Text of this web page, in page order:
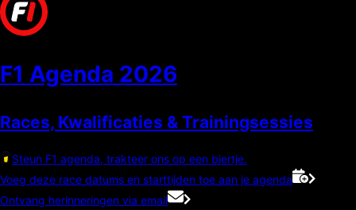
F1 Agenda 2026
Races, Kwalificaties & Trainingsessies
Steun F1 agenda, trakteer ons op een biertje.
Voeg deze race datums en starttijden toe aan je agenda
Ontvang herinneringen via email